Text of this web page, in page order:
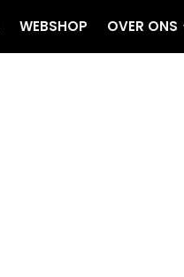
WEBSHOP OVER ONS